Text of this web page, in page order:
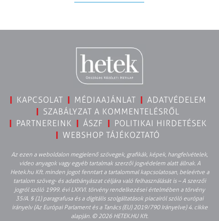
KAPCSOLAT MÉDIAAJÁNLAT
ADATVÉDELEM
SZABÁLYZAT A KOMMENTELÉSRŐL
PARTNEREINK
ÁSZF
POLITIKAI HIRDETÉSEK
WEBSHOP TÁJÉKOZTATÓ
Az ezen a weboldalon megjelenő szövegek, grafikák, képek, hangfelvételek,
video anyagok vagy egyéb tartalmak szerzői jogvédelem alatt állnak. A
Hetek.hu Kft. minden jogot fenntart a tartalommal kapcsolatosan, beleértve a
tartalom szöveg- és adatbányászat céljára való felhasználását is – A szerzői
jogról szóló 1999. évi LXXVI. törvény rendelkezései értelmében a törvény
35/A. § (1) paragrafusa és a digitális szolgáltatások piacairól szóló európai
irányelv (Az Európai Parlament és a Tanács (EU) 2019/790 Irányelve) 4. cikke
alapján. © 2026 HETEK.HU Kft.